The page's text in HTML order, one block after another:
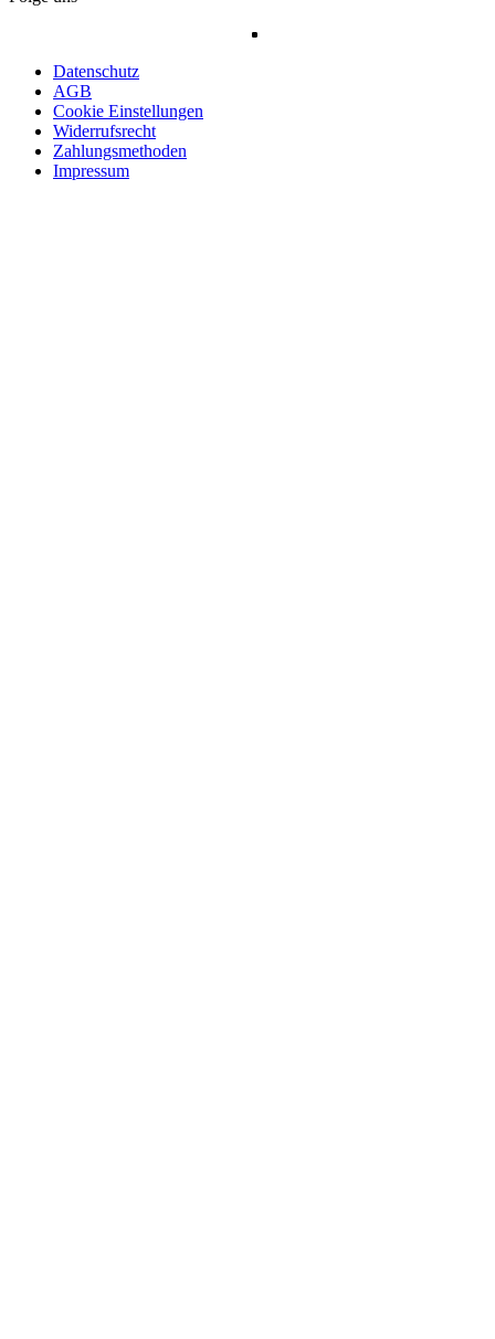
Datenschutz
AGB
Cookie Einstellungen
Widerrufsrecht
Zahlungsmethoden
Impressum